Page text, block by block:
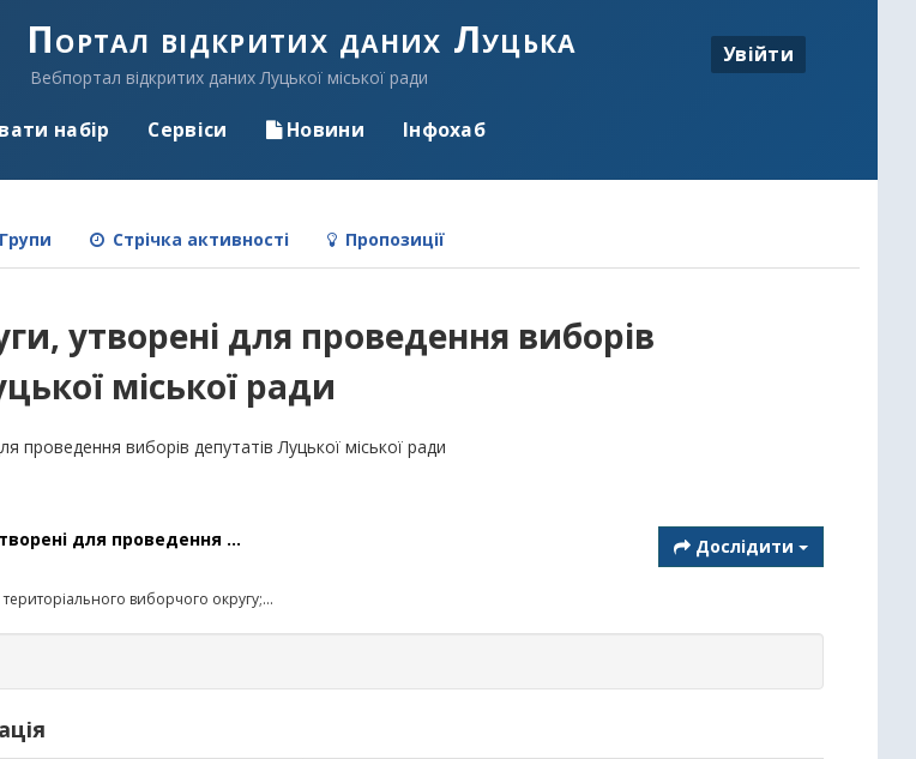
Портал відкритих даних Луцька
Вебпортал відкритих даних Луцької міської ради
Увійти
набір Сервіси Новини Інфохаб
Групи Стрічка активності Пропозиції
утворені для проведення виборів
міської ради
проведення виборів депутатів Луцької міської ради
для проведення ...
виборчого округу;...
Дослідити